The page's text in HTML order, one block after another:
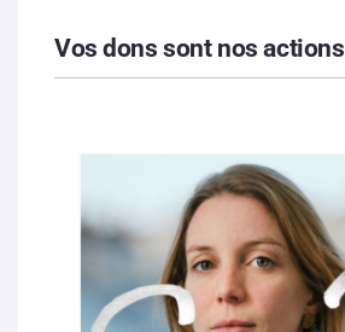
Vos dons sont nos actions